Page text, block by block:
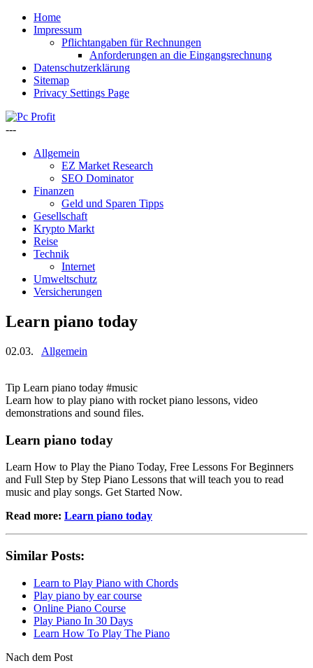
Home
Impressum
Pflichtangaben für Rechnungen
Anforderungen an die Eingangsrechnung
Datenschutzerklärung
Sitemap
Privacy Settings Page
---
Allgemein
EZ Market Research
SEO Dominator
Finanzen
Geld und Sparen Tipps
Gesellschaft
Krypto Markt
Reise
Technik
Internet
Umweltschutz
Versicherungen
Learn piano today
02.03. Allgemein
Tip Learn piano today #music
Learn how to play piano with rocket piano lessons, video
demonstrations and sound files.
Learn piano today
Learn How to Play the Piano Today, Free Lessons For Beginners
and Full Step by Step Piano Lessons that will teach you to read
music and play songs. Get Started Now.
Read more: Learn piano today
Similar Posts:
Learn to Play Piano with Chords
Play piano by ear course
Online Piano Course
Play Piano In 30 Days
Learn How To Play The Piano
Nach dem Post